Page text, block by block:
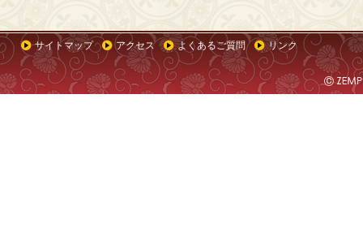
サイトマップ アクセス よくあるご質問 リンク